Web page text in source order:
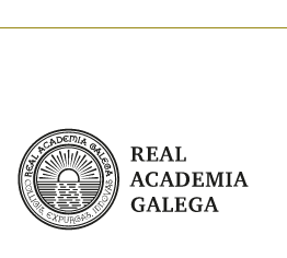
Real Academia Galega